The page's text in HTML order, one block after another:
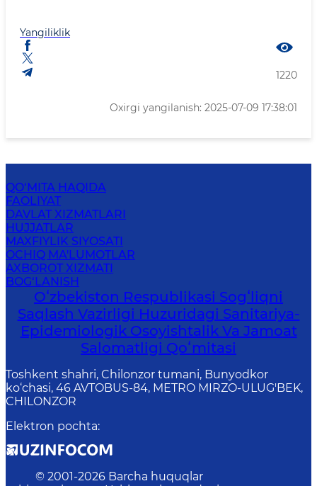
Yangiliklik
1220
Oxirgi yangilanish: 2025-07-09 17:38:01
QO‘MITA HAQIDA
FAOLIYAT
DAVLAT XIZMATLARI
HUJJATLAR
MAXFIYLIK SIYOSATI
OCHIQ MA'LUMOTLAR
AXBOROT XIZMATI
BOG‘LANISH
Oʻzbekiston Respublikasi Sogʻliqni
Saqlash Vazirligi Huzuridagi Sanitariya-
Epidemiologik Osoyishtalik Va Jamoat
Salomatligi Qoʻmitasi
Toshkent shahri, Chilonzor tumani, Bunyodkor
ko‘chasi, 46 AVTOBUS-84, METRO MIRZO-ULUG'BEK,
CHILONZOR
Elektron pochta:
© 2001-2026 Barcha huquqlar